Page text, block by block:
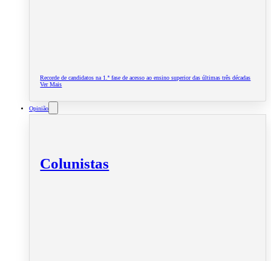
Recorde de candidatos na 1.ª fase de acesso ao ensino superior das últimas três décadas
Ver Mais
Opinião
Colunistas